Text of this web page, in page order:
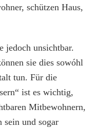
schützen Haus,
jedoch unsichtbar.
sie dies sowóhl
tun. Für die
ist es wichtig,
Mitbewohnern,
sein und sogar